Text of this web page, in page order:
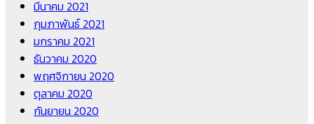
มีนาคม 2021
กุมภาพันธ์ 2021
มกราคม 2021
ธันวาคม 2020
พฤศจิกายน 2020
ตุลาคม 2020
กันยายน 2020